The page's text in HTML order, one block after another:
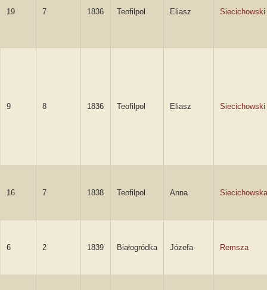
19 7 1836 Teofilpol Eliasz Siecichowski
9 8 1836 Teofilpol Eliasz Siecichowski
16 7 1838 Teofilpol Anna Siecichowska
6 2 1839 Białogródka Józefa Remsza